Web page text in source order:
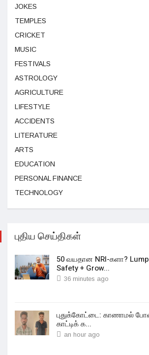
JOKES
TEMPLES
CRICKET
MUSIC
FESTIVALS
ASTROLOGY
AGRICULTURE
LIFESTYLE
ACCIDENTS
LITERATURE
ARTS
EDUCATION
PERSONAL FINANCE
TECHNOLOGY
புதிய செய்திகள்
50 வயதான NRI-களா?
Safety + Grow...
36 minutes ago
புதுக்கோட்டை: காணாமல்
காட்டிக் க...
an hour ago